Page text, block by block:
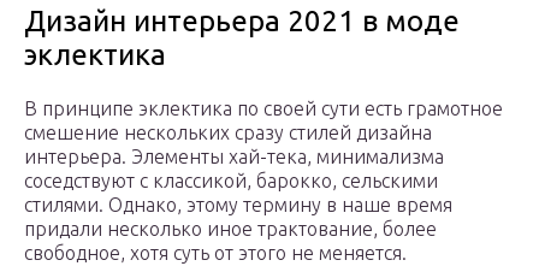
Дизайн интерьера 2021 в моде
эклектика
В принципе эклектика по своей сути есть грамотное
смешение нескольких сразу стилей дизайна
интерьера. Элементы хай-тека, минимализма
соседствуют с классикой, барокко, сельскими
стилями. Однако, этому термину в наше время
придали несколько иное трактование, более
свободное, хотя суть от этого не меняется.